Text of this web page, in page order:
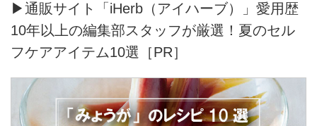
▶通販サイト「iHerb（アイハーブ）」愛用歴
10年以上の編集部スタッフが厳選！夏のセル
フケアアイテム10選［PR］